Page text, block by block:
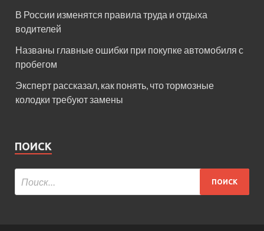
В России изменятся правила труда и отдыха
водителей
Названы главные ошибки при покупке автомобиля с
пробегом
Эксперт рассказал, как понять, что тормозные
колодки требуют замены
ПОИСК